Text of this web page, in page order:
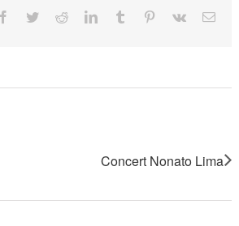
Facebook
TwitterRedditLinkedInTumblr Pinterest
Vk Email
Concert Nonato Lima